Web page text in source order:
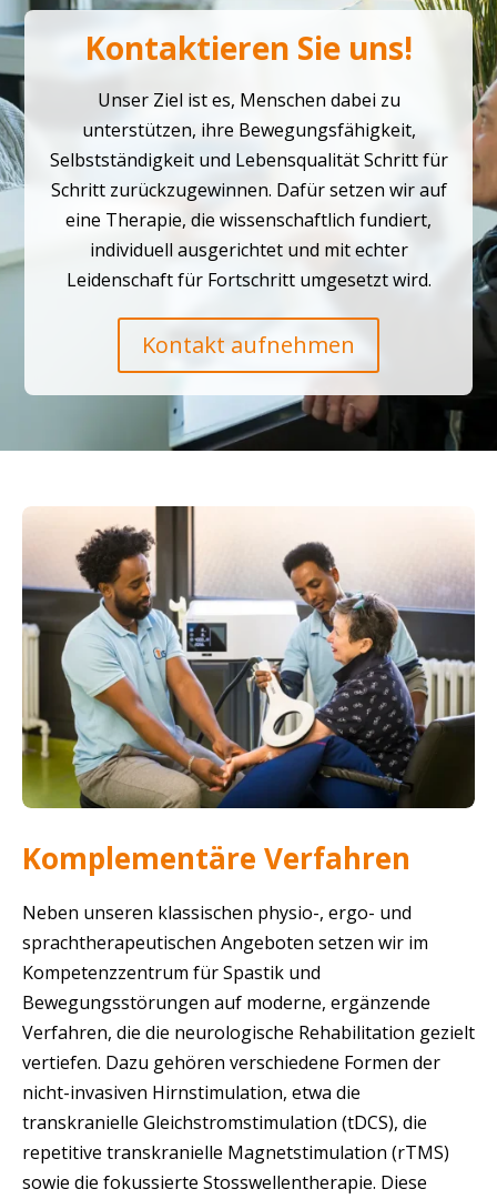
Kontaktieren Sie uns!
Unser Ziel ist es, Menschen dabei zu
unterstützen, ihre Bewegungsfähigkeit,
Selbstständigkeit und Lebensqualität Schritt für
Schritt zurückzugewinnen. Dafür setzen wir auf
eine Therapie, die wissenschaftlich fundiert,
individuell ausgerichtet und mit echter
Leidenschaft für Fortschritt umgesetzt wird.
Kontakt aufnehmen
Komplementäre Verfahren
Neben unseren klassischen physio-, ergo- und
sprachtherapeutischen Angeboten setzen wir im
Kompetenzzentrum für Spastik und
Bewegungsstörungen auf moderne, ergänzende
Verfahren, die die neurologische Rehabilitation gezielt
vertiefen. Dazu gehören verschiedene Formen der
nicht-invasiven Hirnstimulation, etwa die
transkranielle Gleichstromstimulation (tDCS), die
repetitive transkranielle Magnetstimulation (rTMS)
sowie die fokussierte Stosswellentherapie. Diese